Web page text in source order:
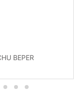
BEPER